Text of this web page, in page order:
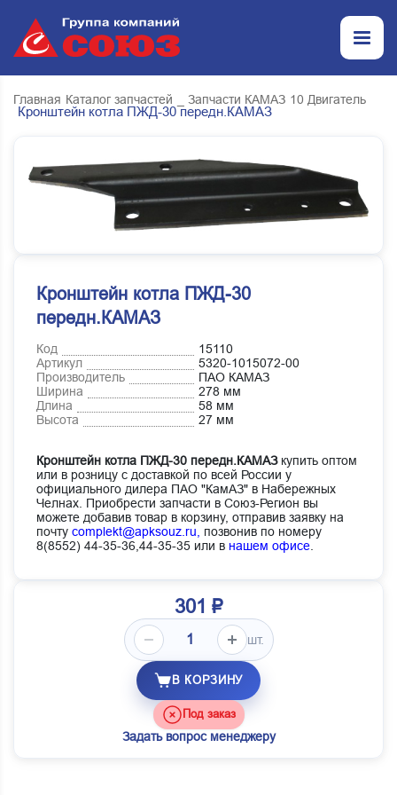
Главная Каталог запчастей _ Запчасти КАМАЗ 10 Двигатель
Кронштейн котла ПЖД-30 передн.КАМАЗ
Кронштейн котла ПЖД-30
передн.КАМАЗ
Код
15110
Артикул
5320-1015072-00
Производитель
ПАО КАМАЗ
Ширина
278 мм
Длина
58 мм
Высота
27 мм
Кронштейн котла ПЖД-30 передн.КАМАЗкупить оптом
или в розницу с доставкой по всей России у
официального дилера ПАО "КамАЗ" в Набережных
Челнах. Приобрести запчасти в Союз-Регион вы
можете добавив товар в корзину, отправив заявку на
почту complekt@apksouz.ru,
позвонив по номеру
8(8552) 44-35-36,44-35-35 или в нашем офисе
301 ₽
шт.
В КОРЗИНУ
Под заказ
Задать вопрос менеджеру